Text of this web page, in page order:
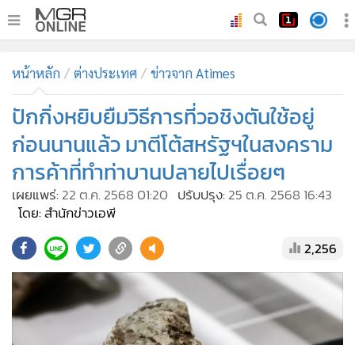
ทันเหตุการณ์
• ภาคใต้
ภูมิภาค
Online Section
• บันเทิง
ผู้จัดการรายวัน
• ละคร
• CbizReview
• Cyber BIZ
หน้าหลัก ต่างประเทศ ข่าวจาก Atimes
ปักกิ่งหยิบยืมวิธีการที่วอชิงตันใช้อยู่
ก่อนนานแล้ว มาตีโต้สหรัฐฯในสงคราม
การค้าที่ทำท่าบานปลายไปเรื่อยๆ
เผยแพร่: 22 ต.ค. 2568 01:20 ปรับปรุง: 25 ต.ค. 2568 16:43
โดย: สำนักข่าวเอพี
2,256